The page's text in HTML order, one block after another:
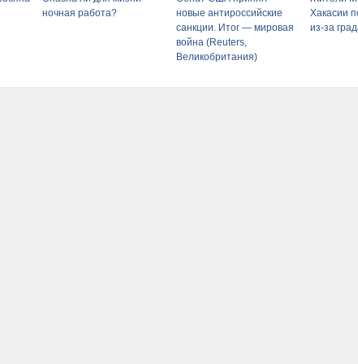
ночная работа?
новые антироссийские
санкции. Итог — мировая
война (Reuters,
Великобритания)
Хакасии
из-за